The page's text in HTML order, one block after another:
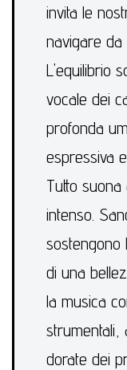
invita le
navigare da
L'equilibrio
vocale dei
profonda
espressiva
Tutto
intenso.
sostengono
di una
la musica
strumentali,
dorate dei